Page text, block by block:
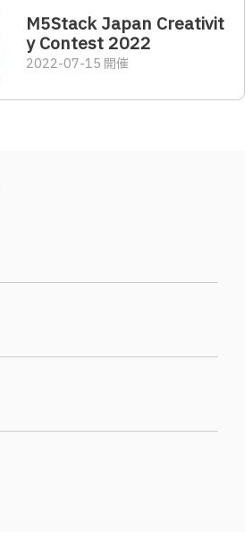
M5Stack Japan Creativit
y Contest 2022
2022-07-15 開催